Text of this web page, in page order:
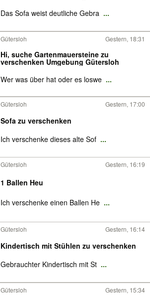
Das Sofa weist deutliche Gebra ...
Gütersloh Gestern, 18:31
Hi, suche Gartenmauersteine zu
verschenken Umgebung Gütersloh
Wer was über hat oder es loswe ...
Gütersloh Gestern, 17:00
Sofa zu verschenken
Ich verschenke dieses alte Sof ...
Gütersloh Gestern, 16:19
1 Ballen Heu
Ich verschenke einen Ballen He ...
Gütersloh Gestern, 16:14
Kindertisch mit Stühlen zu verschenken
Gebrauchter Kindertisch mit St ...
Gütersloh Gestern, 15:34